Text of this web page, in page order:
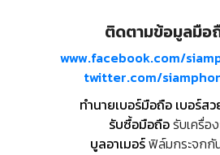
ติดตามข้อมูลมือ
www.facebook.com/
twitter.com/
ทำนายเบอร์มือถือ เบอร์ส
รับซื้อมือถือรับเครื่อ
บูลอาเมอร์ฟิล์มกระจกกั